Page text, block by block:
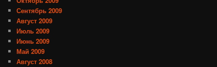
Сентябрь 2009
Август 2009
Июль 2009
Июнь 2009
Май 2009
Август 2008